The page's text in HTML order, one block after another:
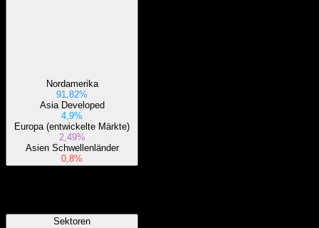
Nordamerika
91,82%
Asia Developed
4,9%
Europa (entwickelte Märkte)
2,49%
Asien Schwellenländer
0,8%
Sektoren